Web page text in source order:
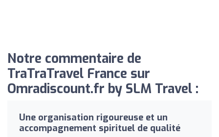
Notre commentaire de
TraTraTravel France sur
Omradiscount.fr by SLM Travel :
Une organisation rigoureuse et un
accompagnement spirituel de qualité